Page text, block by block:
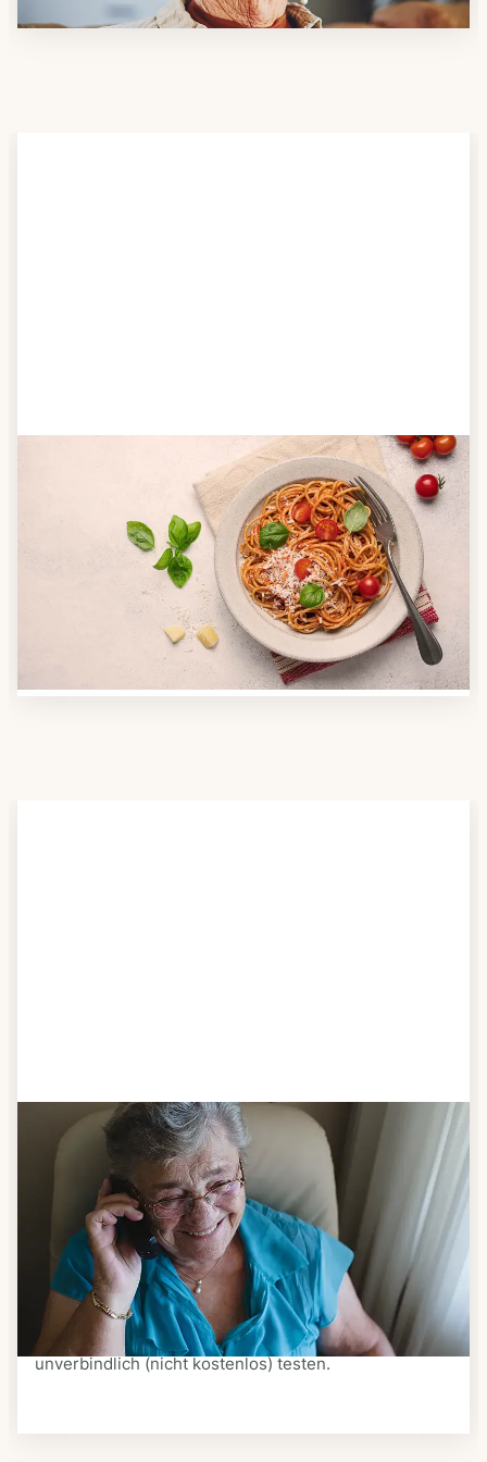
Anbieter finden
Nutzen Sie unsere große Mahlzeiten-Dienst-Suche,
um herauszufinden, welche Anbieter es in Ihrer
Region gibt und welcher am besten zu Ihnen passt.
Verschaffen Sie sich auch einen Überblick über die
Essen auf Rädern-Kosten.
Schritt 3
Bestellen & liefern lassen
Suchen Sie sich aus dem Speiseplan Ihres Anbieters
aus, was Ihnen schmeckt. Bestellen Sie telefonisch,
schriftlich oder im Online-Shop Ihres Anbieters.
Ein Kurier liefert Ihnen das bestellte Essen zum
vereinbarten Zeitpunkt nach Hause. Bei vielen
Anbietern können Sie Essen auf Rädern auch
unverbindlich (nicht kostenlos) testen.